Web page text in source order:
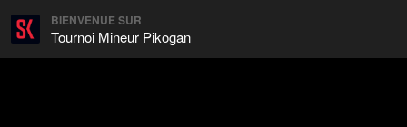
BIENVENUE SUR
Tournoi Mineur Pikogan